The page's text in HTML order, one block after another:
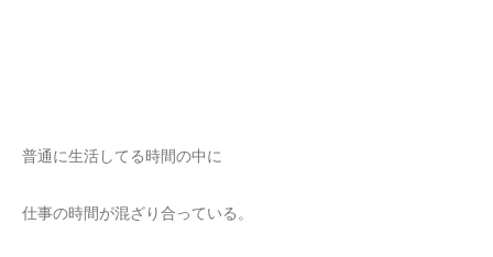
普通に生活してる時間の中に
仕事の時間が混ざり合っている。